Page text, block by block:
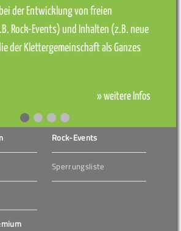
der Entwicklung von freien
Rock-Events) und Inhalten (z.B. neue
der Klettergemeinschaft als Ganzes
» weitere Infos
Rock-Events
Sperrungsliste